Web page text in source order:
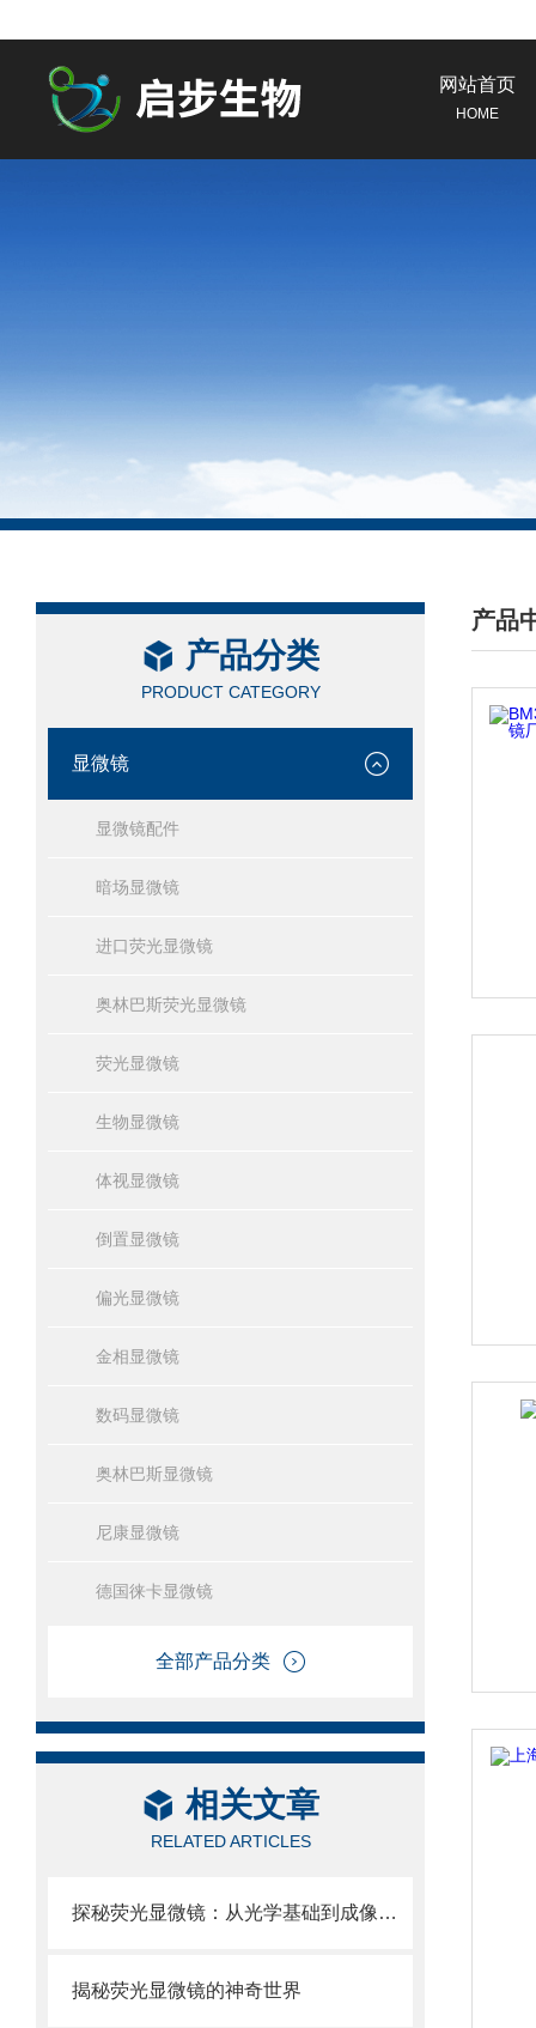
网站首页
HOME
产品分类
PRODUCT CATEGORY
显微镜
显微镜配件
暗场显微镜
进口荧光显微镜
奥林巴斯荧光显微镜
荧光显微镜
生物显微镜
体视显微镜
倒置显微镜
偏光显微镜
金相显微镜
数码显微镜
奥林巴斯显微镜
尼康显微镜
德国徕卡显微镜
全部产品分类
相关文章
RELATED ARTICLES
探秘荧光显微镜：从光学基础到成像优化全攻略
揭秘荧光显微镜的神奇世界
产品
/